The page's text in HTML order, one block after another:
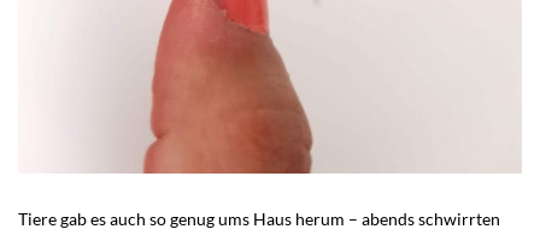
Tiere gab es auch so genug ums Haus herum – abends schwirrten